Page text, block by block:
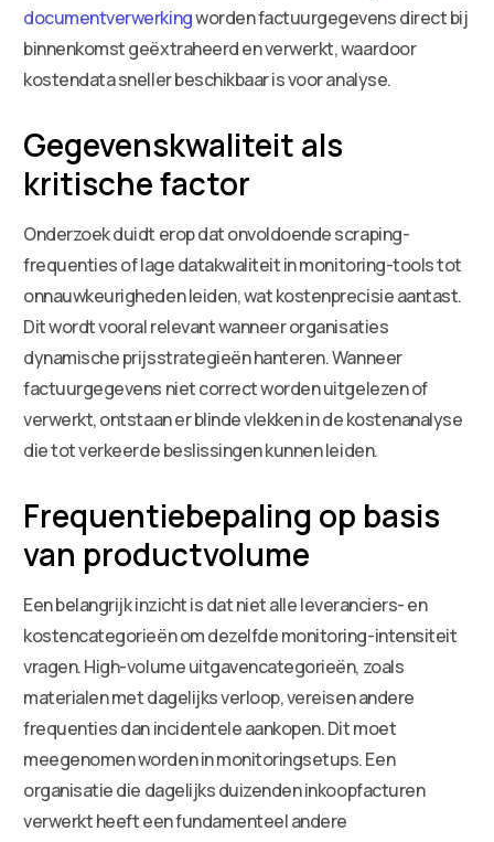
documentverwerkingworden factuurgegevens direct bij
binnenkomst geëxtraheerd en verwerkt, waardoor
kostendata sneller beschikbaar is voor analyse.
Gegevenskwaliteit als
kritische factor
Onderzoek duidt erop dat onvoldoende scraping-
frequenties of lage datakwaliteit in monitoring-tools tot
onnauwkeurigheden leiden, wat kostenprecisie aantast.
Dit wordt vooral relevant wanneer organisaties
dynamische prijsstrategieën hanteren. Wanneer
factuurgegevens niet correct worden uitgelezen of
verwerkt, ontstaan er blinde vlekken in de kostenanalyse
die tot verkeerde beslissingen kunnen leiden.
Frequentiebepaling op basis
van productvolume
Een belangrijk inzicht is dat niet alle leveranciers- en
kostencategorieën om dezelfde monitoring-intensiteit
vragen. High-volume uitgavencategorieën, zoals
materialen met dagelijks verloop, vereisen andere
frequenties dan incidentele aankopen. Dit moet
meegenomen worden in monitoringsetups. Een
organisatie die dagelijks duizenden inkoopfacturen
verwerkt heeft een fundamenteel andere